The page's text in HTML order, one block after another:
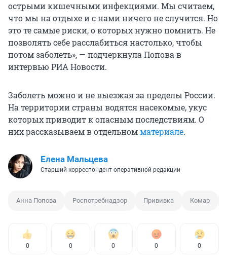
острыми кишечными инфекциями. Мы считаем,
что мы на отдыхе и с нами ничего не случится. Но
это те самые риски, о которых нужно помнить. Не
позволять себе расслабиться настолько, чтобы
потом заболеть», — подчеркнула Попова в
интервью РИА Новости.
Заболеть можно и не выезжая за пределы России.
На территории страны водятся насекомые, укус
которых приводит к опасным последствиям. О
них рассказываем в отдельномматериале.
Елена Мальцева
Старший корреспондент оперативной редакции
Анна Попова Роспотребнадзор Прививка Комар
0 0 0 0 0